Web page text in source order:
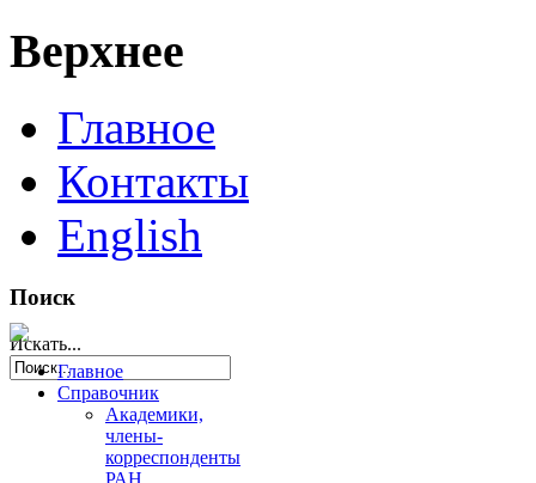
Верхнее
Главное
Контакты
English
Поиск
Искать...
Главное
Справочник
Академики,
члены-
корреспонденты